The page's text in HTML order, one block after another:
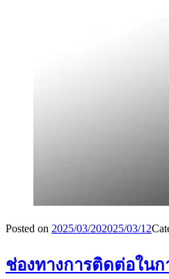
Posted on 2025/03/202025/03/12
ช่องทางการติดต่อใน